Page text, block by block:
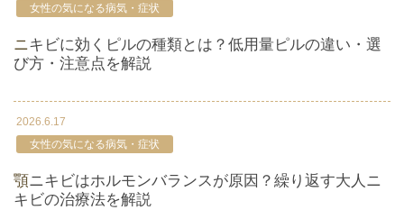
女性の気になる病気・症状
ニキビに効くピルの種類とは？低用量ピルの違い・選
び方・注意点を解説
2026.6.17
女性の気になる病気・症状
顎ニキビはホルモンバランスが原因？繰り返す大人ニ
キビの治療法を解説